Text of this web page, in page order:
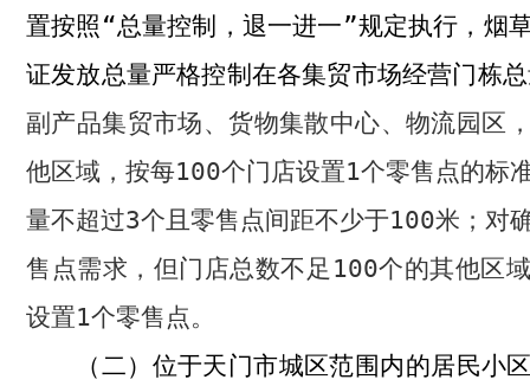
置按照“总量控制，退一进一”规定执行，烟
证发放总量严格控制在各集贸市场经营门栋
副产品集贸市场、货物集散中心、物流园区
他区域，按每100个门店设置1个零售点的标
量不超过3个且零售点间距不少于100米；对
售点需求，但门店总数不足 100个的其他区
设置1个零售点。
（二） 位于天门市城区范围内的居民小